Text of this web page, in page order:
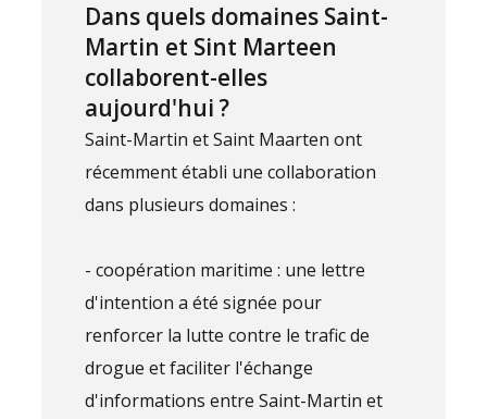
Dans quels domaines Saint-
Martin et Sint Marteen
collaborent-elles
aujourd'hui ?
Saint-Martin et Saint Maarten ont
récemment établi une collaboration
dans plusieurs domaines :
- coopération maritime : une lettre
d'intention a été signée pour
renforcer la lutte contre le trafic de
drogue et faciliter l'échange
d'informations entre Saint-Martin et